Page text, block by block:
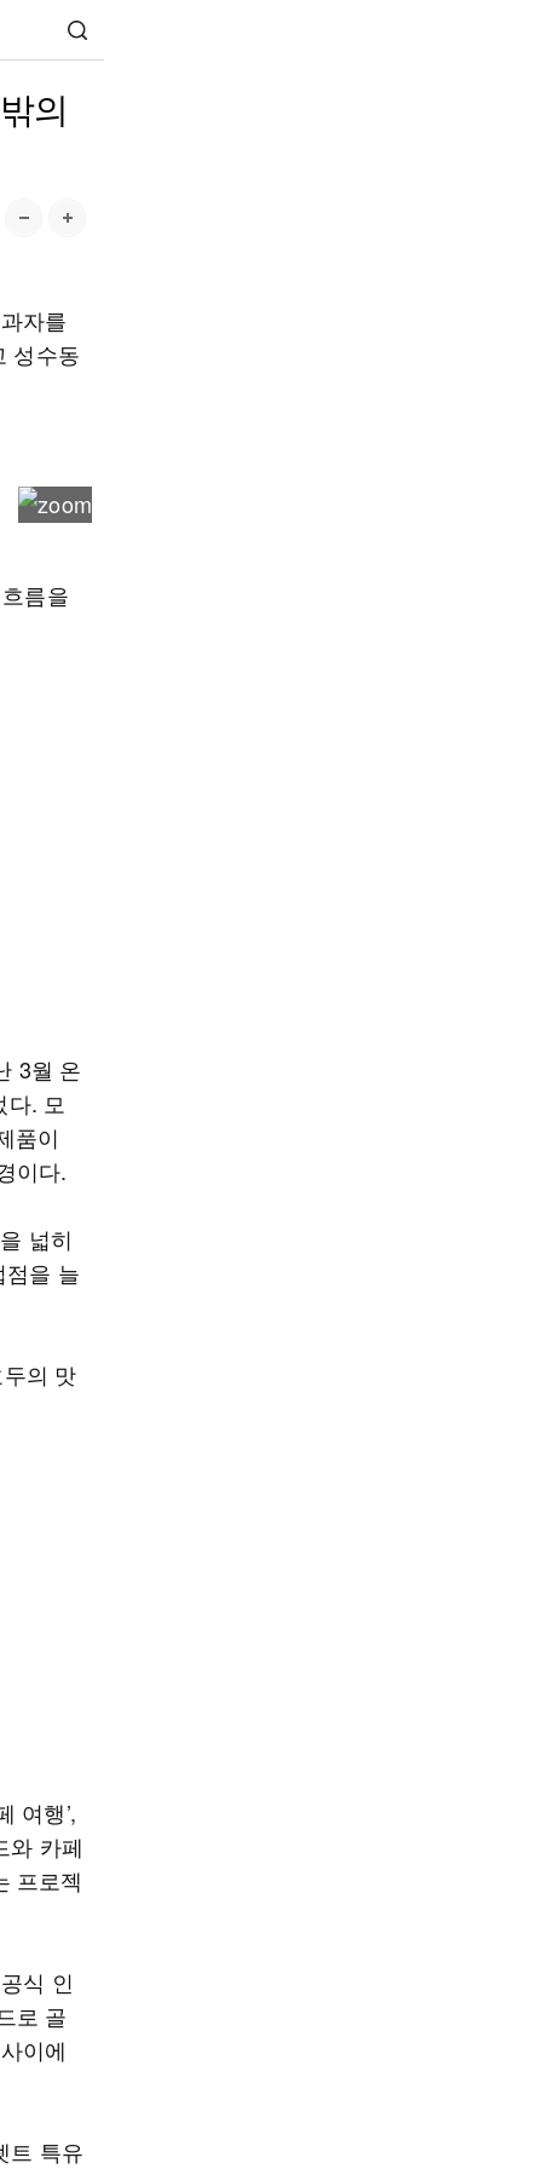
의
자를
성수동
름을
3월 온
. 모
품이
이다.
넓히
을 늘
의 맛
여행’,
와 카페
프로젝
식 인
로 골
이에
트 특유